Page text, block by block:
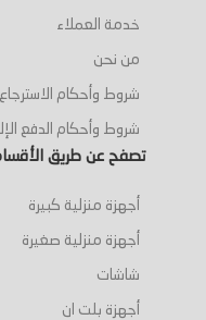
خدمة العملاء
من نحن
شروط وأحكام الاسترجاع
شروط وأحكام الدفع
تصفح عن طريق
أجهزة منزلية كبيرة
أجهزة منزلية صغيرة
شاشات
أجهزة بلت ان